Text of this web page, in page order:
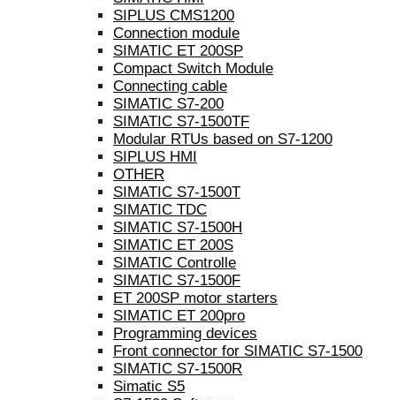
SIPLUS CMS1200
Connection module
SIMATIC ET 200SP
Compact Switch Module
Connecting cable
SIMATIC S7-200
SIMATIC S7-1500TF
Modular RTUs based on S7-1200
SIPLUS HMI
OTHER
SIMATIC S7-1500T
SIMATIC TDC
SIMATIC S7-1500H
SIMATIC ET 200S
SIMATIC Controlle
SIMATIC S7-1500F
ET 200SP motor starters
SIMATIC ET 200pro
Programming devices
Front connector for SIMATIC S7-1500
SIMATIC S7-1500R
Simatic S5